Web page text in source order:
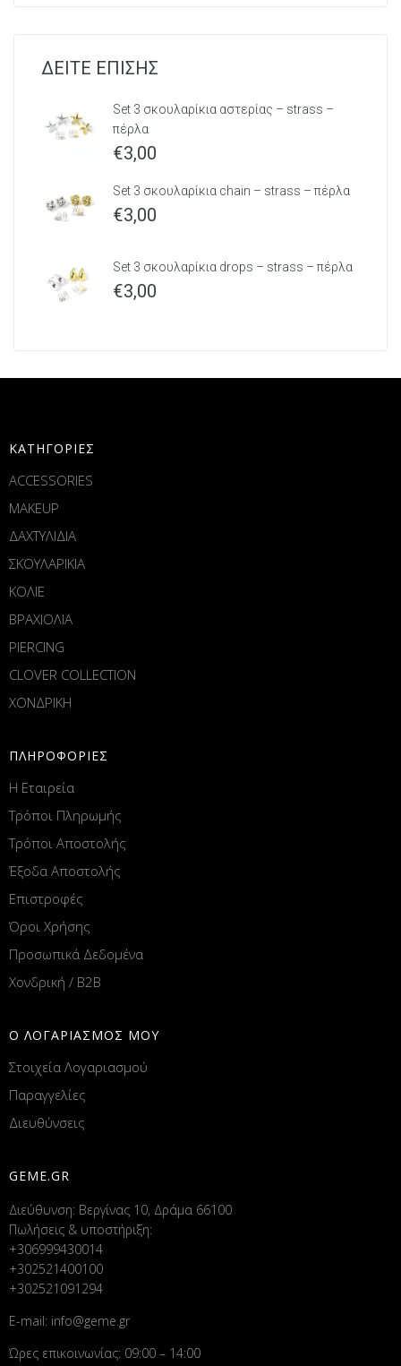
ΔΕΙΤΕ ΕΠΙΣΗΣ
Set 3 σκουλαρίκια αστερίας – strass –
πέρλα
€3,00
Set 3 σκουλαρίκια chain – strass – πέρλα
€3,00
Set 3 σκουλαρίκια drops – strass – πέρλα
€3,00
ΚΑΤΗΓΟΡΙΕΣ
ACCESSORIES
MAKEUP
ΔΑΧΤΥΛΙΔΙΑ
ΣΚΟΥΛΑΡΙΚΙΑ
ΚΟΛΙΕ
ΒΡΑΧΙΟΛΙΑ
PIERCING
CLOVER COLLECTION
ΧΟΝΔΡΙΚΗ
ΠΛΗΡΟΦΟΡΙΕΣ
Η Εταιρεία
Τρόποι Πληρωμής
Τρόποι Αποστολής
Έξοδα Αποστολής
Επιστροφές
Όροι Χρήσης
Προσωπικά Δεδομένα
Χονδρική / B2B
Ο ΛΟΓΑΡΙΑΣΜΟΣ ΜΟΥ
Στοιχεία Λογαριασμού
Παραγγελίες
Διευθύνσεις
GEME.GR
Διεύθυνση: Βεργίνας 10, Δράμα 66100
Πωλήσεις & υποστήριξη:
+306999430014
+302521400100
+302521091294
E-mail: info@geme.gr
Ώρες επικοινωνίας: 09:00 – 14:00